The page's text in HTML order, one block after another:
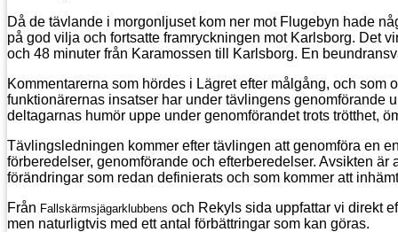
Då de tävlande i morgonljuset kom ner mot Flugebyn hade
på god vilja och fortsatte framryckningen mot Karlsborg. Det
och 48 minuter från Karamossen till Karlsborg. En
Kommentarerna som hördes i Lägret efter målgång, och
funktionärernas insatser har under tävlingens genomförande
deltagarnas humör uppe under genomförandet trots trötthet,
Tävlingsledningen kommer efter tävlingen att genomföra en
förberedelser, genomförande och efterberedelser. Avsikten
förändringar som redan definierats och som kommer att
Från Fallskärmsjägarklubbens och Rekyls sida uppfattar vi direkt
men naturligtvis med ett antal förbättringar som kan göras.